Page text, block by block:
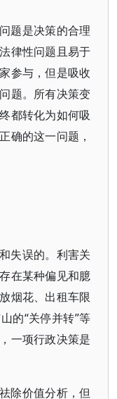
题是决策的合理
律性问题且易于
参与，但是吸收
题。所有决策变
都转化为如何吸
确的这一问题，
失误的。利害关
在某种偏见和臆
烟花、出租车限
的“关停并转”等
一项行政决策是
除价值分析，但